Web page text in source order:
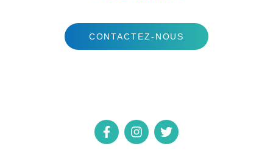
CONTACTEZ-NOUS